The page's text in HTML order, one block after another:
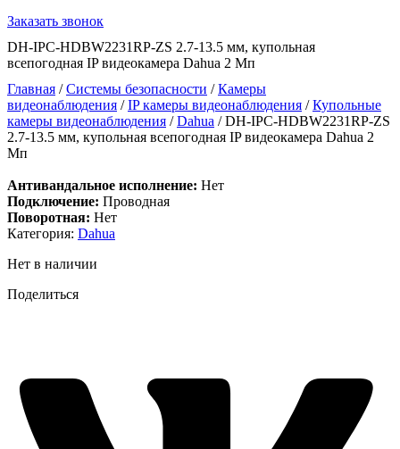
Заказать звонок
DH-IPC-HDBW2231RP-ZS 2.7-13.5 мм, купольная
всепогодная IP видеокамера Dahua 2 Мп
Главная /Системы безопасности /Камеры
видеонаблюдения /IP камеры видеонаблюдения /Купольные
камеры видеонаблюдения /Dahua / DH-IPC-HDBW2231RP-ZS
2.7-13.5 мм, купольная всепогодная IP видеокамера Dahua 2
Мп
Антивандальное исполнение: Нет
Подключение: Проводная
Поворотная: Нет
Категория: Dahua
Нет в наличии
Поделиться